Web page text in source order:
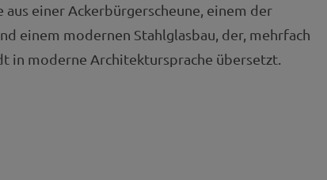
einer Ackerbürgerscheune, einem der
einem modernen Stahlglasbau, der, mehrfach
in moderne Architektursprache übersetzt.